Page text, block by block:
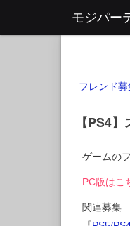
モジパー
フレンド
【PS4
ゲームの
PC版はこ
関連募集